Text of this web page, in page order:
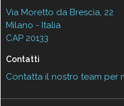
Via Moretto da Brescia, 22
Milano - Italia
CAP 20133
Contatti
Contatta il nostro team per